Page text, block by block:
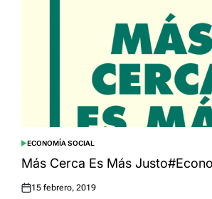
POSTED
IN
ECONOMÍA SOCIAL
Más Cerca Es Más
Posted
15 febrero, 2019